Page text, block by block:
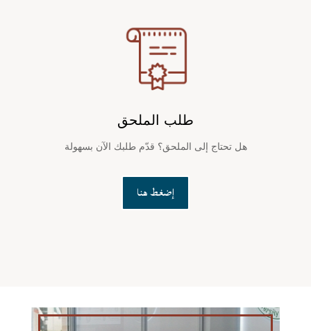
طلب الملحق
هل تحتاج إلى الملحق؟ قدّم طلبك الآن بسهولة
إضغط هنا